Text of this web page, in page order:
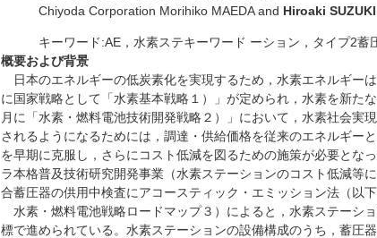
Chiyoda Corporation Morihiko MAEDA and Hiroaki SUZUKI
キーワード:AE，水素ステキーワード ーション，タイプ2蓄
概要および背景
日本のエネルギーの低炭素化を実現するため，水素エネルギー
に国家戦略として「水素基本戦略１）」が定められ，水素を新た
月に「水素・燃料電池技術開発戦略２）」において，水素社会実
されるようになるためには，調達・供給価格を従来のエネルギー
を早期に克服し，さらにコスト低減を図るための施策が必要とな
ラ本格普及技術研究開発事業（水素ステーションのコスト低減等
合蓄圧器の供用中検査にアコースティック・エミッション法（以
水素・燃料電池戦略ロードマップ３）によると，水素ステーシ
標で進められている。水素ステーションの設備構成のうち，蓄圧